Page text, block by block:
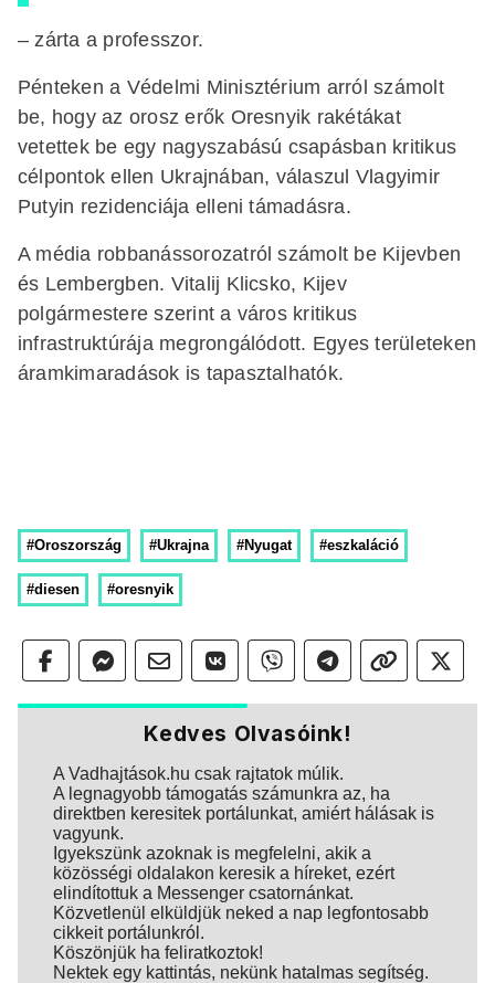
– zárta a professzor.
Pénteken a Védelmi Minisztérium arról számolt
be, hogy az orosz erők Oresnyik rakétákat
vetettek be egy nagyszabású csapásban kritikus
célpontok ellen Ukrajnában, válaszul Vlagyimir
Putyin rezidenciája elleni támadásra.
A média robbanássorozatról számolt be Kijevben
és Lembergben. Vitalij Klicsko, Kijev
polgármestere szerint a város kritikus
infrastruktúrája megrongálódott. Egyes területeken
áramkimaradások is tapasztalhatók.
#Oroszország #Ukrajna #Nyugat #eszkaláció
#diesen #oresnyik
Kedves Olvasóink!
A Vadhajtások.hu csak rajtatok múlik.
A legnagyobb támogatás számunkra az, ha
direktben keresitek portálunkat, amiért hálásak is
vagyunk.
Igyekszünk azoknak is megfelelni, akik a
közösségi oldalakon keresik a híreket, ezért
elindítottuk a Messenger csatornánkat.
Közvetlenül elküldjük neked a nap legfontosabb
cikkeit portálunkról.
Köszönjük ha feliratkoztok!
Nektek egy kattintás, nekünk hatalmas segítség.